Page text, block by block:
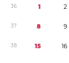
36 1 2
37 8 9
38 15 16